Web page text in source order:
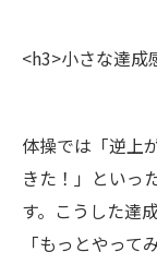
<h3>小さな達
体操では「逆上
きた！」といっ
す。こうした達
「もっとやって